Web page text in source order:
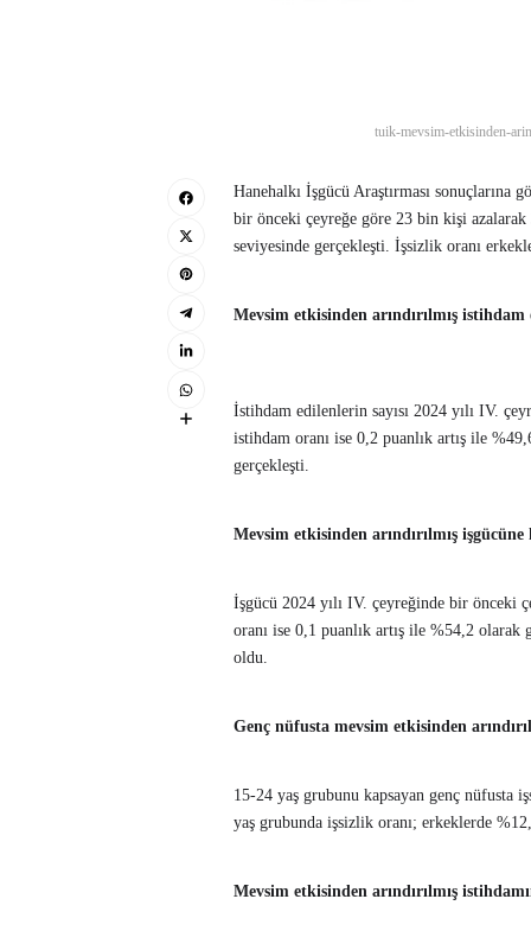
tuik-mevsim-etkisinden-
Hanehalkı İşgücü Araştırması sonuçlarına
bir önceki çeyreğe göre 23 bin kişi
seviyesinde gerçekleşti. İşsizlik oranı
Mevsim etkisinden arındırılmış
İstihdam edilenlerin sayısı 2024 yılı IV.
istihdam oranı ise 0,2 puanlık artış ile
gerçekleşti.
Mevsim etkisinden arındırılmış
İşgücü 2024 yılı IV. çeyreğinde bir önceki
oranı ise 0,1 puanlık artış ile %54,2
oldu.
Genç nüfusta mevsim etkisinden
15-24 yaş grubunu kapsayan genç nüfusta
yaş grubunda işsizlik oranı; erkeklerde
Mevsim etkisinden arındırılmış